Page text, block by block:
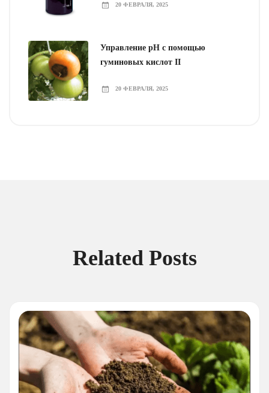
20 ФЕВРАЛЯ, 2025
Управление pH с помощью
гуминовых кислот II
20 ФЕВРАЛЯ, 2025
Related Posts